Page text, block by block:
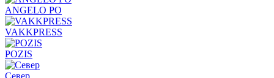
ANGELO PO
VAKKPRESS
POZIS
Север